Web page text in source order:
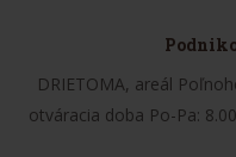
DRIETOMA, areál
otváracia doba Po-Pa: